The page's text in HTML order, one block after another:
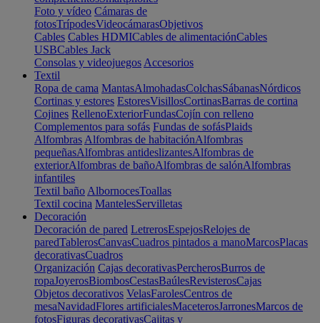
Foto y vídeo Cámaras de
fotosTrípodesVideocámarasObjetivos
Cables Cables HDMICables de alimentaciónCables
USBCables Jack
Consolas y videojuegos Accesorios
Textil
Ropa de cama MantasAlmohadasColchasSábanasNórdicos
Cortinas y estores EstoresVisillosCortinasBarras de cortina
Cojines RellenoExteriorFundasCojín con relleno
Complementos para sofás Fundas de sofásPlaids
Alfombras Alfombras de habitaciónAlfombras
pequeñasAlfombras antideslizantesAlfombras de
exteriorAlfombras de bañoAlfombras de salónAlfombras
infantiles
Textil baño AlbornocesToallas
Textil cocina MantelesServilletas
Decoración
Decoración de pared LetrerosEspejosRelojes de
paredTablerosCanvasCuadros pintados a manoMarcosPlacas
decorativasCuadros
Organización Cajas decorativasPercherosBurros de
ropaJoyerosBiombosCestasBaúlesRevisterosCajas
Objetos decorativos VelasFarolesCentros de
mesaNavidadFlores artificialesMaceterosJarronesMarcos de
fotosFiguras decorativasCajitas y